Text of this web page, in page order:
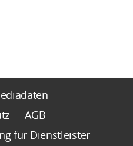
AGB
für Dienstleister